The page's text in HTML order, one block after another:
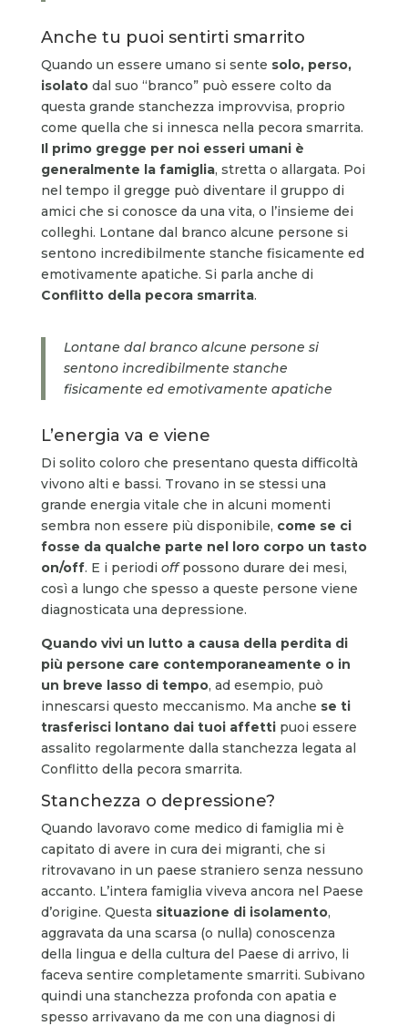
Anche tu puoi sentirti smarrito
Quando un essere umano si sente solo, perso,
isolatodal suo “branco” può essere colto da
questa grande stanchezza improvvisa, proprio
come quella che si innesca nella pecora smarrita.
Il primo gregge per noi esseri umani è
generalmente la famiglia, stretta o allargata. Poi
nel tempo il gregge può diventare il gruppo di
amici che si conosce da una vita, o l’insieme dei
colleghi. Lontane dal branco alcune persone si
sentono incredibilmente stanche fisicamente ed
emotivamente apatiche. Si parla anche di
Conflitto della pecora smarrita.
Lontane dal branco alcune persone si
sentono incredibilmente stanche
fisicamente ed emotivamente apatiche
L’energia va e viene
Di solito coloro che presentano questa difficoltà
vivono alti e bassi. Trovano in se stessi una
grande energia vitale che in alcuni momenti
sembra non essere più disponibile, come se ci
fosse da qualche parte nel loro corpo un tasto
on/off. E i periodi offpossono durare dei mesi,
così a lungo che spesso a queste persone viene
diagnosticata una depressione.
Quando vivi un lutto a causa della perdita di
più persone care contemporaneamente o in
un breve lasso di tempo, ad esempio, può
innescarsi questo meccanismo. Ma anche se ti
trasferisci lontano dai tuoi affettipuoi essere
assalito regolarmente dalla stanchezza legata al
Conflitto della pecora smarrita.
Stanchezza o depressione?
Quando lavoravo come medico di famiglia mi è
capitato di avere in cura dei migranti, che si
ritrovavano in un paese straniero senza nessuno
accanto. L’intera famiglia viveva ancora nel Paese
d’origine. Questa situazione di isolamento,
aggravata da una scarsa (o nulla) conoscenza
della lingua e della cultura del Paese di arrivo, li
faceva sentire completamente smarriti. Subivano
quindi una stanchezza profonda con apatia e
spesso arrivavano da me con una diagnosi di